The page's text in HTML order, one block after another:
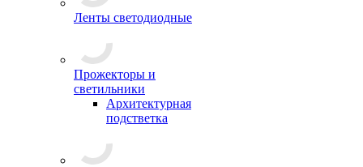
Ленты светодиодные
Прожекторы и
светильники
Архитектурная
подстветка